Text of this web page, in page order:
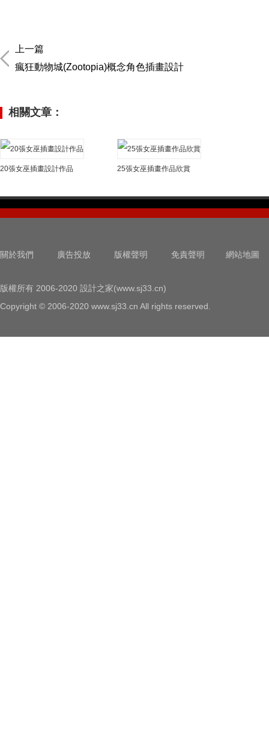
上一篇
瘋狂動物城(Zootopia)概念角色插畫設計
相關文章：
20張女巫插畫設計作品 25張女巫插畫作品欣賞
關於我們 廣告投放 版權聲明 免責聲明 網站地圖
版權所有 2006-2020 設計之家(www.sj33.cn)
Copyright © 2006-2020 www.sj33.cn All rights reserved.